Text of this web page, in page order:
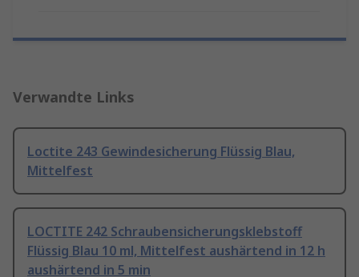
Verwandte Links
Loctite 243 Gewindesicherung Flüssig Blau,
Mittelfest
LOCTITE 242 Schraubensicherungsklebstoff
Flüssig Blau 10 ml, Mittelfest aushärtend in 12 h
aushärtend in 5 min